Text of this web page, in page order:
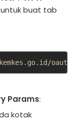
untuk buat tab
Params:
kotak